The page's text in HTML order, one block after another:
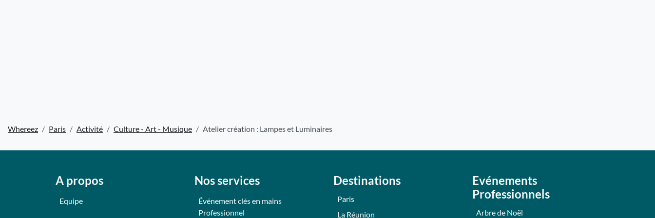
Whereez Paris Activité Culture - Art - Musique Atelier création : Lampes et Luminaires
A propos
Equipe
Nos services
Événement clés en mains
Professionnel
Destinations
Paris
La Réunion
Evénements
Professionnels
Arbre de Noël